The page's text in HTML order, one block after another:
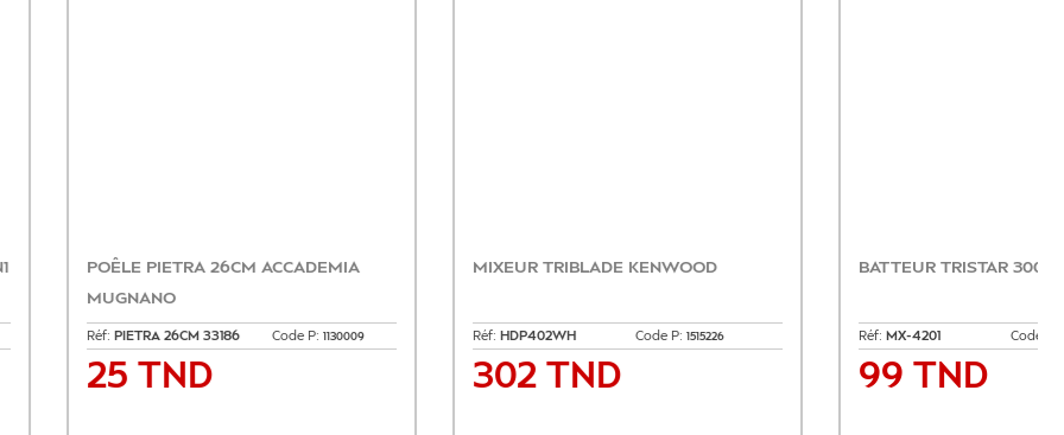
DIG. FOCUS 4L
Code P:1535009
TND
ROBOT PATISSIER TECHWOOD 1300W
Réf:TCDR-135 Code P:1530551
BLENDER TECHWOOD 500W 1.5L BOL
Réf: Code P:1530635